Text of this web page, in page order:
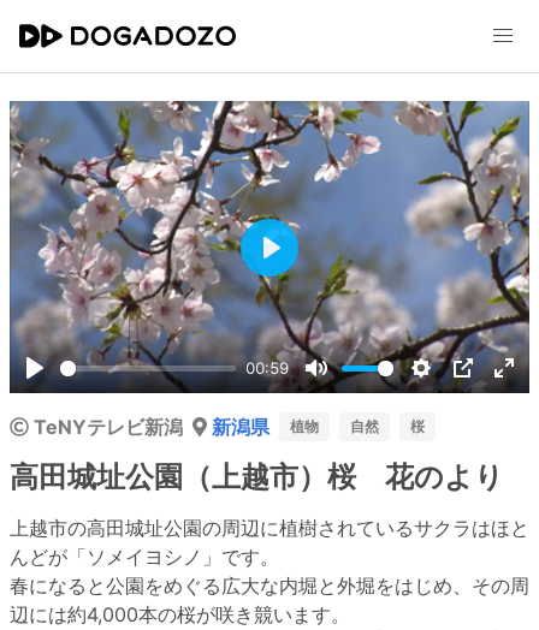
Play
00:59
Mute Settings
PIP
Play
TeNYテレビ新潟 新潟県 植物 自然 桜
高田城址公園（上越市）桜 花のより
上越市の高田城址公園の周辺に植樹されているサクラはほと
んどが「ソメイヨシノ」です。
春になると公園をめぐる広大な内堀と外堀をはじめ、その周
辺には約4,000本の桜が咲き競います。